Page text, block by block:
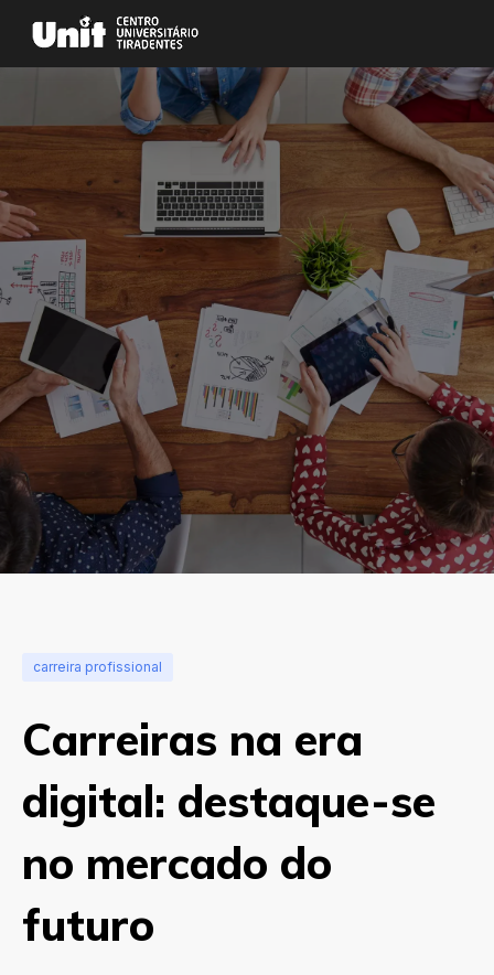
carreira profissional
Carreiras na era
digital: destaque-se
no mercado do
futuro